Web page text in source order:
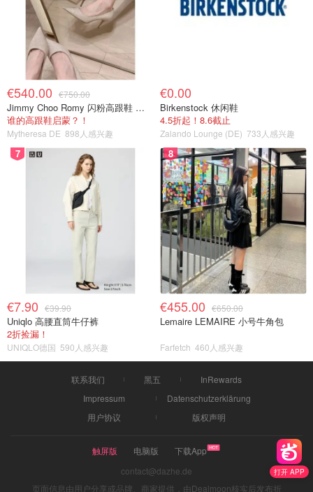
打开 APP
€540.00 €750.00
Jimmy Choo Romy 闪粉高跟鞋 米金色
谁的高跟鞋启蒙？！
Mytheresa DE 898人感兴趣
€0.00
Birkenstock 休闲鞋
4.5折起！8.6截止
Zalando Lounge (DE) 733人感兴趣
7
€7.90 €39.90
Uniqlo 高腰直筒牛仔裤
2折捡漏！
UNIQLO德国 590人感兴趣
8
€455.00 €650.00
Lemaire LEMAIRE 小号牛角包
Farfetch 460人感兴趣
联系我们 黑五
InRewards
Impressum
Datenschutzerklärung
用户协议
版权声明
触屏版 电脑版
下载App
contact@dazhe.de
页面信息由用户分享或品牌、商家提供，由Dealmoon核实后发布折